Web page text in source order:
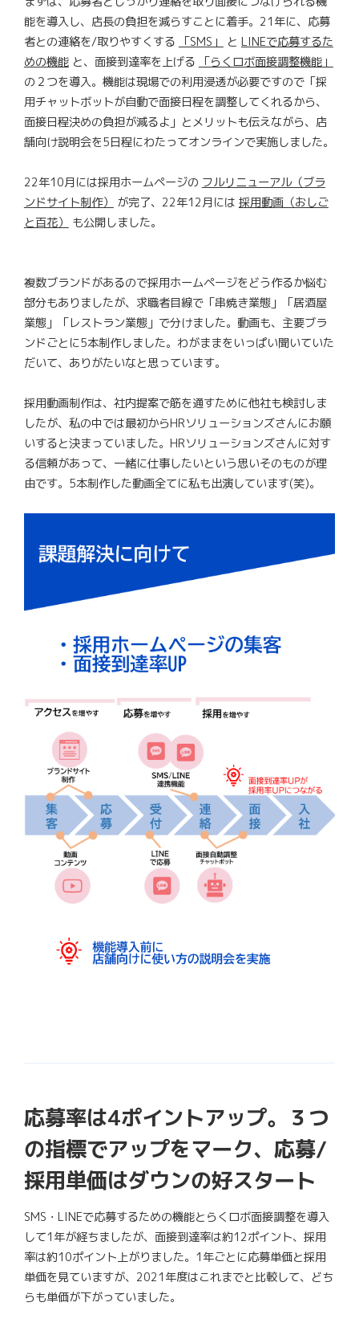
能を導入し、店長の負担を減らすことに着手。21年に、応募
者との連絡を/取りやすくする
「SMS」 と LINEで応募するた
めの機能 と、面接到達率を上げる
「らくロボ面接調整機能」
の２つを導入。機能は現場での利用浸透が必要ですので「採
用チャットボットが自動で面接日程を調整してくれるから、
面接日程決めの負担が減るよ」とメリットも伝えながら、店
舗向け説明会を5日程にわたってオンラインで実施しました。
22年10月には採用ホームページの フルリニューアル（ブラ
ンドサイト制作）
が完了、22年12月には 採用動画（おしご
と百花）
も公開しました。
複数ブランドがあるので採用ホームページをどう作るか悩む
部分もありましたが、求職者目線で「串焼き業態」「居酒屋
業態」「レストラン業態」で分けました。動画も、主要ブラ
ンドごとに5本制作しました。わがままをいっぱい聞いていた
だいて、ありがたいなと思っています。
採用動画制作は、社内提案で筋を通すために他社も検討しま
したが、私の中では最初からHRソリューションズさんにお願
いすると決まっていました。HRソリューションズさんに対す
る信頼があって、一緒に仕事したいという思いそのものが理
由です。5本制作した動画全てに私も出演しています(笑)。
応募率は4ポイントアップ。３つ
の指標でアップをマーク、応募/
採用単価はダウンの好スタート
SMS・LINEで応募するための機能とらくロボ面接調整を導入
して1年が経ちましたが、面接到達率は約12ポイント、採用
率は約10ポイント上がりました。1年ごとに応募単価と採用
単価を見ていますが、2021年度はこれまでと比較して、どち
らも単価が下がっていました。